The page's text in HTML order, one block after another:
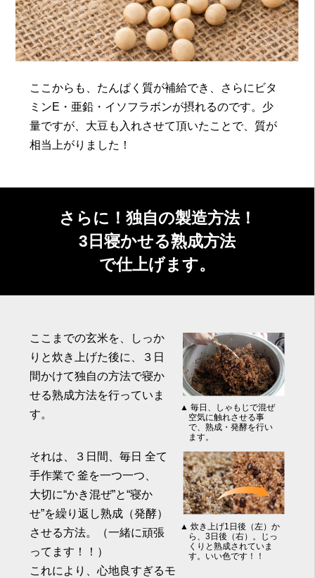
ここからも、たんぱく質が補給でき、さらにビタ
ミンE・亜鉛・イソフラボンが摂れるのです。少
量ですが、大豆も入れさせて頂いたことで、質が
相当上がりました！
さらに！独自の製造方法！
3日寝かせる熟成方法
で仕上げます。
▲ 毎日、しゃもじで混ぜ
空気に触れさせる事
で、熟成・発酵を行い
ます。
ここまでの玄米を、しっか
りと炊き上げた後に、３日
間かけて独自の方法で寝か
せる熟成方法を行っていま
す。
▲ 炊き上げ1日後（左）か
ら、3日後（右）。じっ
くりと熟成されていま
す。いい色です！！
それは、３日間、毎日 全て
手作業で 釜を一つ一つ、
大切に“かき混ぜ”と“寝か
せ”を繰り返し熟成（発酵）
させる方法。（一緒に頑張
ってます！！）
これにより、心地良すぎるモ